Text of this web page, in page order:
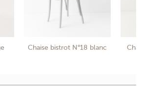
Chaise bistrot N°18 blanc